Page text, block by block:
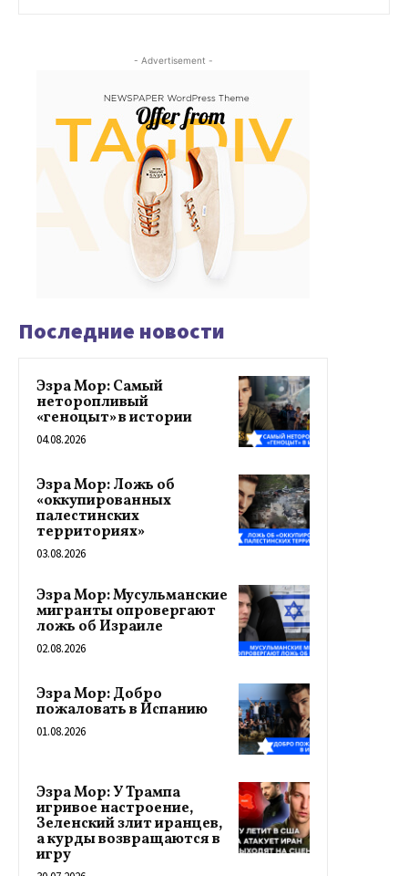
- Advertisement -
Последние новости
Эзра Мор: Самый
неторопливый
«геноцыт» в истории
04.08.2026
Эзра Мор: Ложь об
«оккупированных
палестинских
территориях»
03.08.2026
Эзра Мор: Мусульманские
мигранты опровергают
ложь об Израиле
02.08.2026
Эзра Мор: Добро
пожаловать в Испанию
01.08.2026
Эзра Мор: У Трампа
игривое настроение,
Зеленский злит иранцев,
а курды возвращаются в
игру